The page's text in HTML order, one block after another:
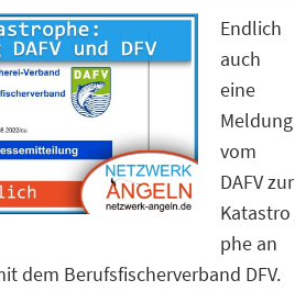
Endlich
auch
eine
Meldung
vom
DAFV zur
Katastro
phe an
dem Berufsfischerverband DFV.